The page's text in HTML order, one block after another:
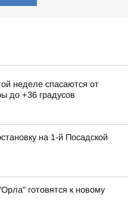
неделе спасаются от
до +36 градусов
на 1-й Посадской
готовятся к новому